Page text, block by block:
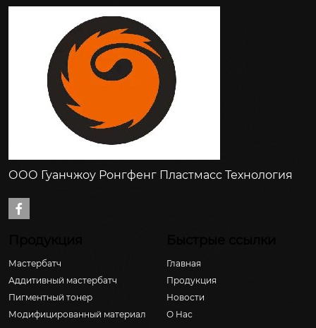
ООО Гуанчжоу Ронгфенг Пластмасс Технология

Мастербатч
Аддитивный мастербатч
Пигментный тонер
Модифицированный материал
Главная
Продукция
Новости
О Hас